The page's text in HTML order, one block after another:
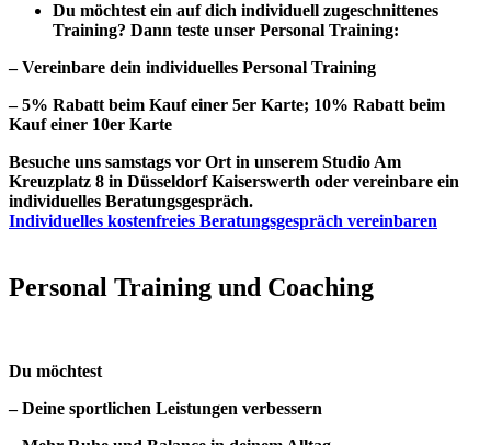
Du möchtest ein auf dich individuell zugeschnittenes
Training? Dann teste unser Personal Training:
– Vereinbare dein individuelles Personal Training
– 5% Rabatt beim Kauf einer 5er Karte; 10% Rabatt beim
Kauf einer 10er Karte
Besuche uns samstags vor Ort in unserem Studio Am
Kreuzplatz 8 in Düsseldorf Kaiserswerth oder vereinbare ein
individuelles Beratungsgespräch.
Individuelles kostenfreies Beratungsgespräch vereinbaren
Personal Training und Coaching
Du möchtest
– Deine sportlichen Leistungen verbessern